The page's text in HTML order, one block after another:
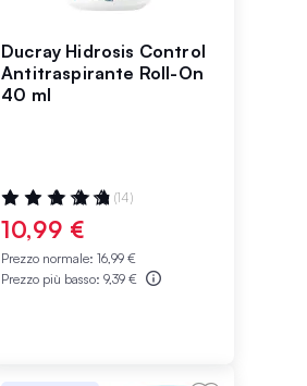
Ducray Hidrosis Control
Antitraspirante Roll-On
40 ml
Valutazione:
99%
(14)
10,99 €
Prezzo normale: 16,99 €
Prezzo più basso: 9,39 €